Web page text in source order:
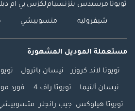
تويوتا مرسيدس بنزنسياملكزس بي ام
شيفروليه متسوبيشي
مستعملة الموديل المشهورة
تويوتا لاند كروزر نيسان باترول
نيسان ألتيما تويوتا راف 4 فورد
تويوتا هيلوكس جيب رانجلر متسوبيشي